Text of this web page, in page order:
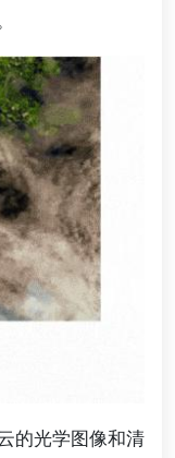
的光学图像和清